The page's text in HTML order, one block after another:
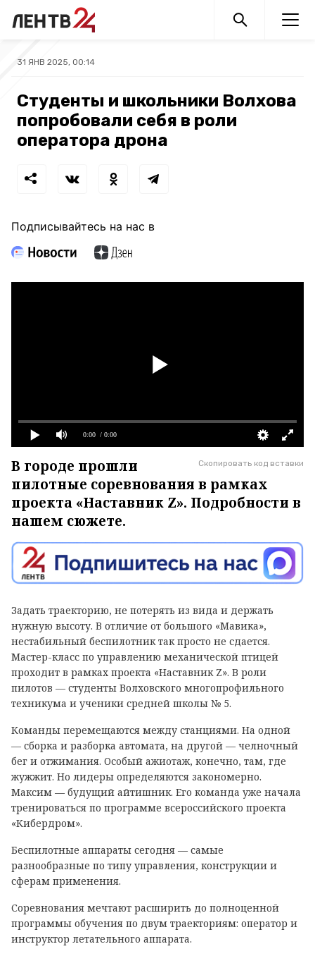
31 ЯНВ 2025, 00:14
Студенты и школьники Волхова
попробовали себя в роли
оператора дрона
Подписывайтесь на нас в
0:00 / 0:00
Скопировать код вставки
В городе прошли
пилотные соревнования в рамках
проекта «Наставник Z». Подробности в
нашем сюжете.
Задать траекторию, не потерять из вида и держать
нужную высоту. В отличие от большого «Мавика»,
нестабильный беспилотник так просто не сдается.
Мастер-класс по управлению механической птицей
проходит в рамках проекта «Наставник Z». В роли
пилотов — студенты Волховского многопрофильного
техникума и ученики средней школы № 5.
Команды перемещаются между станциями. На одной
— сборка и разборка автомата, на другой — челночный
бег и отжимания. Особый ажиотаж, конечно, там, где
жужжит. Но лидеры определяются закономерно.
Максим — будущий айтишник. Его команда уже начала
тренироваться по программе всероссийского проекта
«Кибердром».
Беспилотные аппараты сегодня — самые
разнообразные по типу управления, конструкции и
сферам применения.
Соревнования мечтают расширить до полноценной
программы обучения по двум траекториям: оператор и
инструктор летательного аппарата.